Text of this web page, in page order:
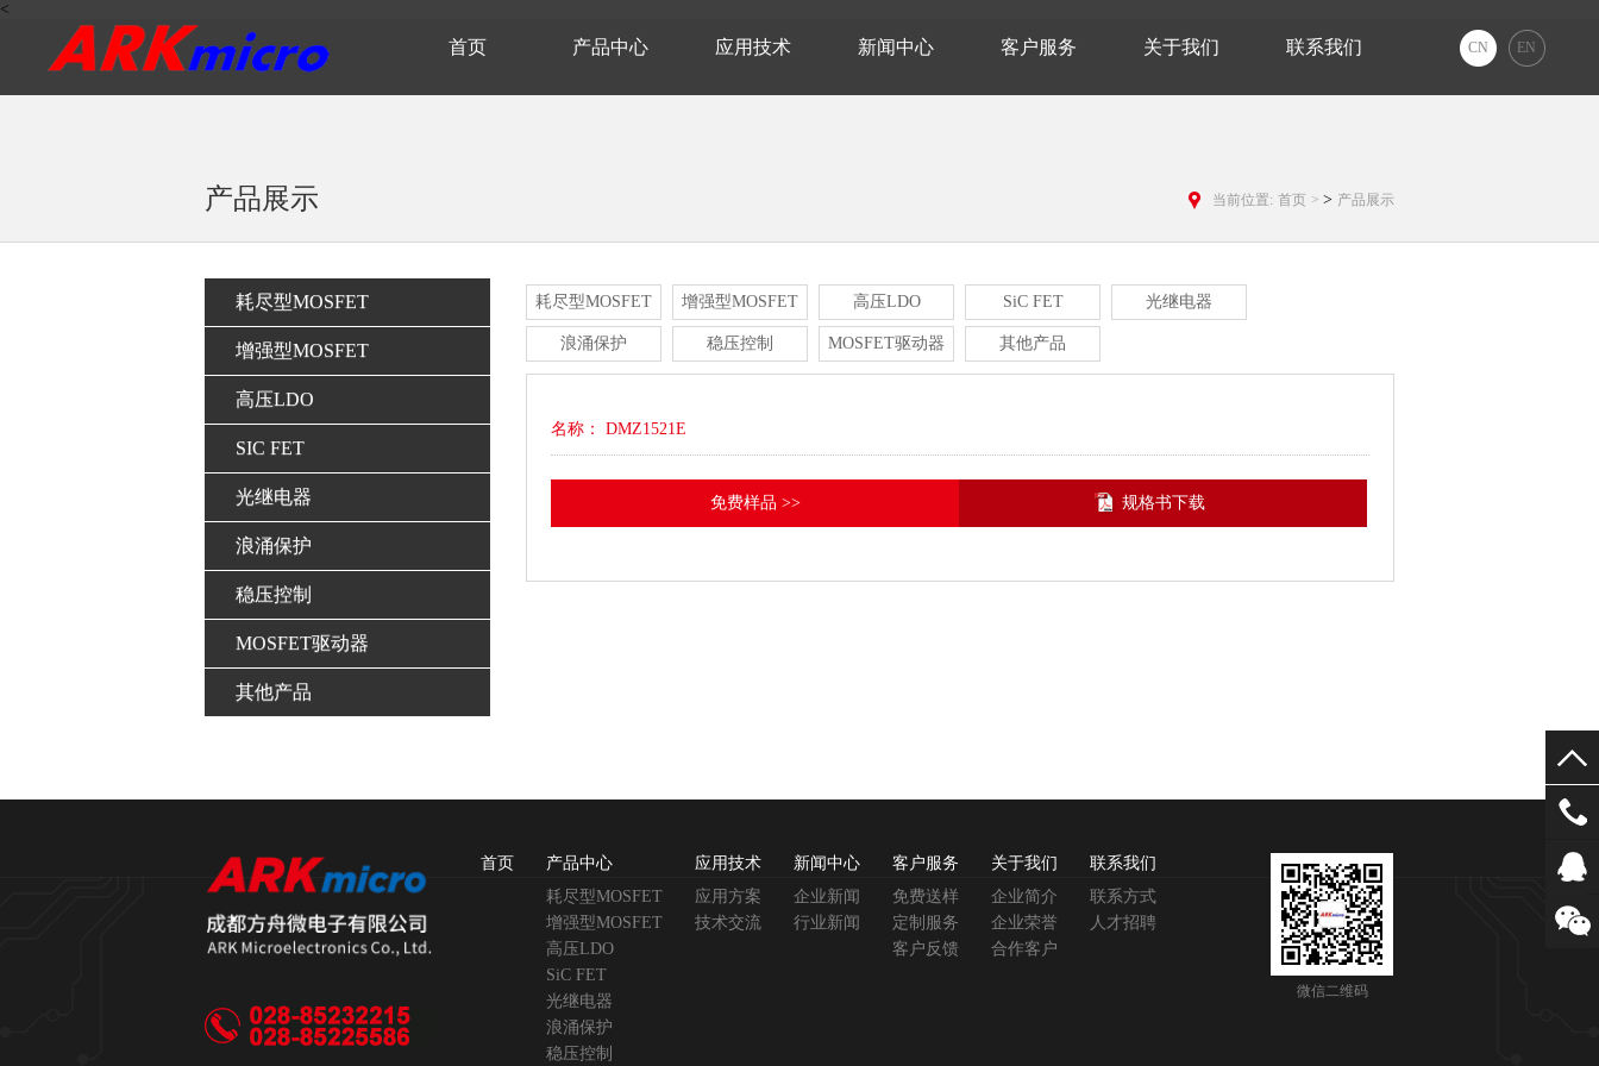
首页 产品中心 应用技术 新闻中心 客户服务 关于我们 联系我们 CN EN
<
产品展示 当前位置: 首页 > > 产品展示
耗尽型MOSFET
增强型MOSFET
高压LDO
SIC FET
光继电器
浪涌保护
稳压控制
MOSFET驱动器
其他产品
耗尽型MOSFET 增强型MOSFET 高压LDO SiC FET 光继电器
浪涌保护 稳压控制 MOSFET驱动器 其他产品
名称： DMZ1521E
免费样品 >> 规格书下载
首页
产品中心
耗尽型MOSFET
增强型MOSFET
高压LDO
SiC FET
光继电器
浪涌保护
稳压控制
应用技术
应用方案
技术交流
新闻中心
企业新闻
行业新闻
客户服务
免费送样
定制服务
客户反馈
关于我们
企业简介
企业荣誉
合作客户
联系我们
联系方式
人才招聘
微信二维码